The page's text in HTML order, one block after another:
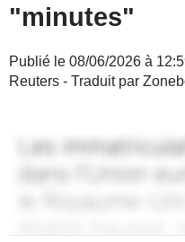
"minutes"
Publié le 08/06/2026 à
Reuters - Traduit par